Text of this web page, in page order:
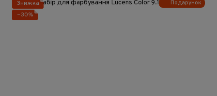
Подарунок
Знижка
−30%